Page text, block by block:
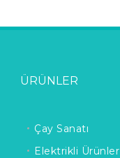
ÜRÜNLER
Çay Sanatı
Elektrikli Ürünler